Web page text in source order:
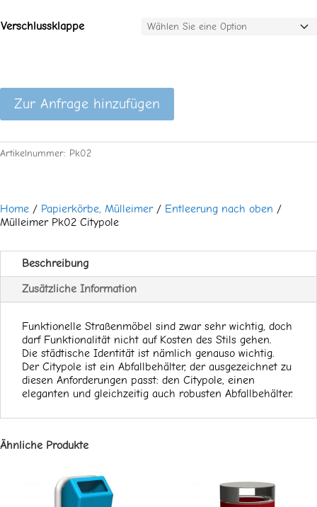
Verschlussklappe
Zur Anfrage hinzufügen
Artikelnummer: Pk02
Home / Papierkörbe, Mülleimer/ Entleerung nach oben /
Mülleimer Pk02 Citypole
Beschreibung
Zusätzliche Information
Funktionelle Straßenmöbel sind zwar sehr wichtig, doch
darf Funktionalität nicht auf Kosten des Stils gehen.
Die städtische Identität ist nämlich genauso wichtig.
Der Citypole ist ein Abfallbehälter, der ausgezeichnet zu
diesen Anforderungen passt: den Citypole, einen
eleganten und gleichzeitig auch robusten Abfallbehälter.
Ähnliche Produkte